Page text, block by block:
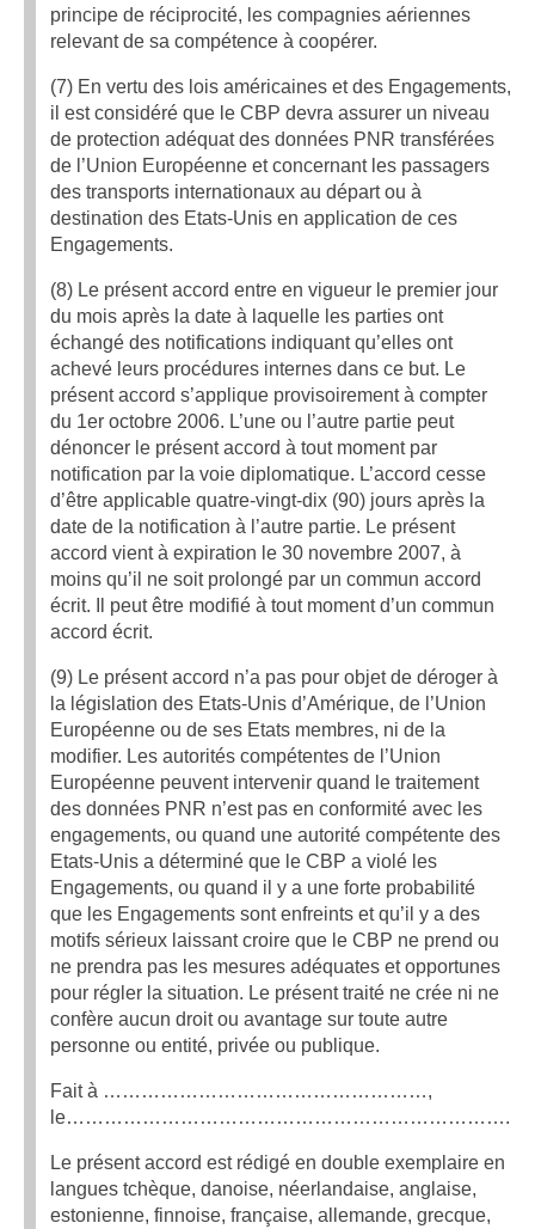
principe de réciprocité, les compagnies aériennes
relevant de sa compétence à coopérer.
(7) En vertu des lois américaines et des Engagements,
il est considéré que le CBP devra assurer un niveau
de protection adéquat des données PNR transférées
de l’Union Européenne et concernant les passagers
des transports internationaux au départ ou à
destination des Etats-Unis en application de ces
Engagements.
(8) Le présent accord entre en vigueur le premier jour
du mois après la date à laquelle les parties ont
échangé des notifications indiquant qu’elles ont
achevé leurs procédures internes dans ce but. Le
présent accord s’applique provisoirement à compter
du 1er octobre 2006. L’une ou l’autre partie peut
dénoncer le présent accord à tout moment par
notification par la voie diplomatique. L’accord cesse
d’être applicable quatre-vingt-dix (90) jours après la
date de la notification à l’autre partie. Le présent
accord vient à expiration le 30 novembre 2007, à
moins qu’il ne soit prolongé par un commun accord
écrit. Il peut être modifié à tout moment d’un commun
accord écrit.
(9) Le présent accord n’a pas pour objet de déroger à
la législation des Etats-Unis d’Amérique, de l’Union
Européenne ou de ses Etats membres, ni de la
modifier. Les autorités compétentes de l’Union
Européenne peuvent intervenir quand le traitement
des données PNR n’est pas en conformité avec les
engagements, ou quand une autorité compétente des
Etats-Unis a déterminé que le CBP a violé les
Engagements, ou quand il y a une forte probabilité
que les Engagements sont enfreints et qu’il y a des
motifs sérieux laissant croire que le CBP ne prend ou
ne prendra pas les mesures adéquates et opportunes
pour régler la situation. Le présent traité ne crée ni ne
confère aucun droit ou avantage sur toute autre
personne ou entité, privée ou publique.
Fait à ……………………………………………,
le…………………………………………………………….
Le présent accord est rédigé en double exemplaire en
langues tchèque, danoise, néerlandaise, anglaise,
estonienne, finnoise, française, allemande, grecque,